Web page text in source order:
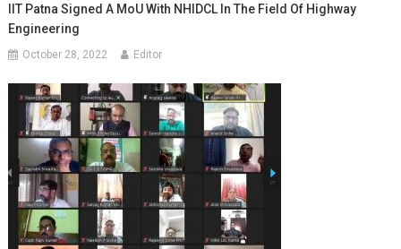
IIT Patna Signed A MoU With NHIDCL In The Field Of Highway
Engineering
October 28, 2022 Editor